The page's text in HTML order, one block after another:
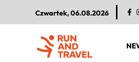
Czwartek, 06.08.2026